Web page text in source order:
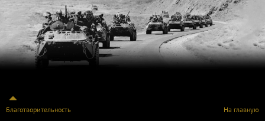
Благотворительность На главную